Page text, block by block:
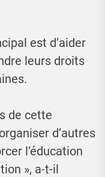
est d’aider
leurs droits
de cette
d’autres
l’éducation
», a-t-il